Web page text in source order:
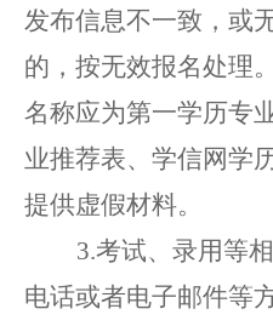
发布信息不一致， 或
的，按无效报名处理。
名称应为第一学历专
业推荐表、 学信网学
提供虚假材料。
3.考试、录用等
电话或者电子邮件等